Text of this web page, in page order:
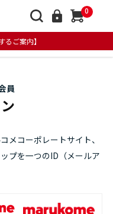
0
るご案内】
員
メコーポレートサイト、
プを一つのID（メールア